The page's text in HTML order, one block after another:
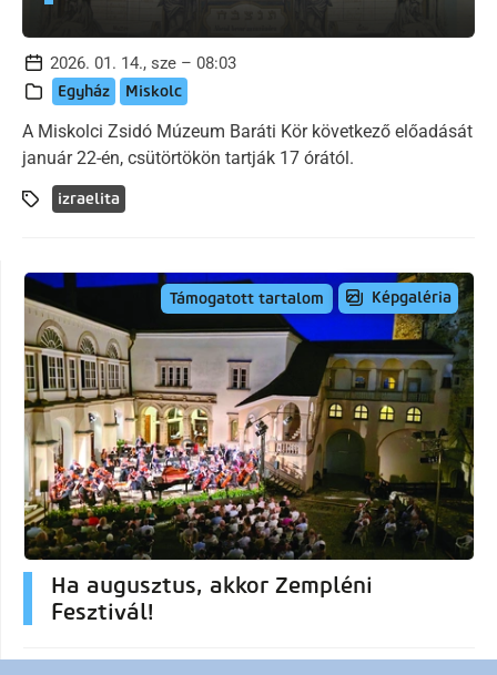
2026. 01. 14., sze – 08:03
Egyház Miskolc
A Miskolci Zsidó Múzeum Baráti Kör következő előadását
január 22-én, csütörtökön tartják 17 órától.
izraelita
Támogatott tartalom Képgaléria
Ha augusztus, akkor Zempléni
Fesztivál!